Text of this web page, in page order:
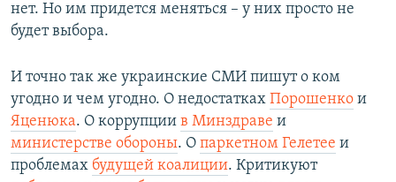
нет. Но им придется меняться – у них просто не
будет выбора.
И точно так же украинские СМИ пишут о ком
угодно и чем угодно. О недостатках Порошенко и
Яценюка. О коррупции в Минздраве и
министерстве обороны. О паркетном Гелетее и
проблемах будущей коалиции. Критикуют